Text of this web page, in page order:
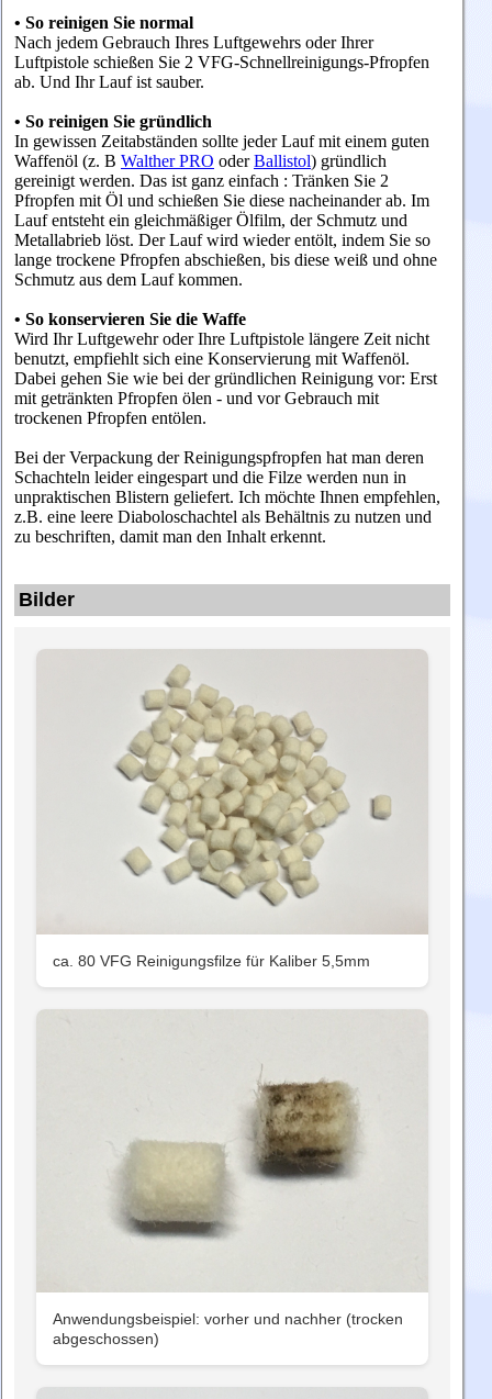
• So reinigen Sie normal
Nach jedem Gebrauch Ihres Luftgewehrs oder Ihrer
Luftpistole schießen Sie 2 VFG-Schnellreinigungs-Pfropfen
ab. Und Ihr Lauf ist sauber.
• So reinigen Sie gründlich
In gewissen Zeitabständen sollte jeder Lauf mit einem guten
Waffenöl (z. B Walther PRO oderBallistol) gründlich
gereinigt werden. Das ist ganz einfach : Tränken Sie 2
Pfropfen mit Öl und schießen Sie diese nacheinander ab. Im
Lauf entsteht ein gleichmäßiger Ölfilm, der Schmutz und
Metallabrieb löst. Der Lauf wird wieder entölt, indem Sie so
lange trockene Pfropfen abschießen, bis diese weiß und ohne
Schmutz aus dem Lauf kommen.
• So konservieren Sie die Waffe
Wird Ihr Luftgewehr oder Ihre Luftpistole längere Zeit nicht
benutzt, empfiehlt sich eine Konservierung mit Waffenöl.
Dabei gehen Sie wie bei der gründlichen Reinigung vor: Erst
mit getränkten Pfropfen ölen - und vor Gebrauch mit
trockenen Pfropfen entölen.
Bei der Verpackung der Reinigungspfropfen hat man deren
Schachteln leider eingespart und die Filze werden nun in
unpraktischen Blistern geliefert. Ich möchte Ihnen empfehlen,
z.B. eine leere Diaboloschachtel als Behältnis zu nutzen und
zu beschriften, damit man den Inhalt erkennt.
Bilder
ca. 80 VFG Reinigungsfilze für Kaliber 5,5mm
Anwendungsbeispiel: vorher und nachher (trocken
abgeschossen)